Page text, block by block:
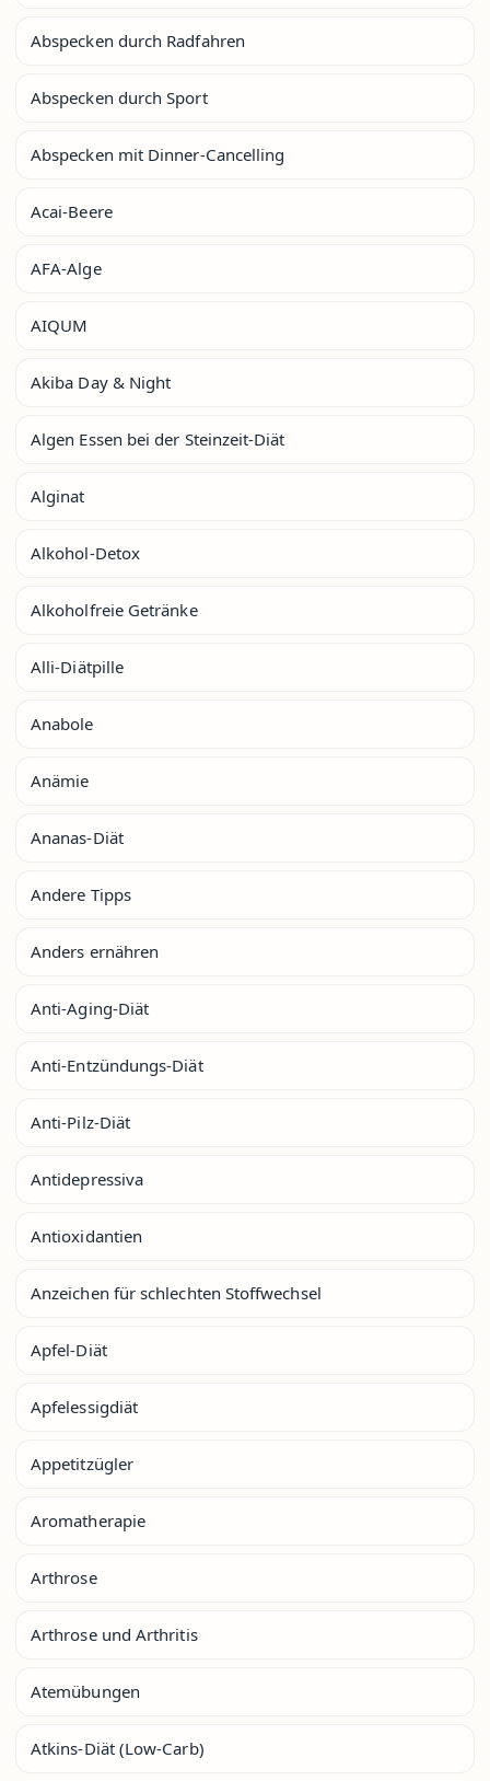
Abspecken durch Radfahren
Abspecken durch Sport
Abspecken mit Dinner-Cancelling
Acai-Beere
AFA-Alge
AIQUM
Akiba Day & Night
Algen Essen bei der Steinzeit-Diät
Alginat
Alkohol-Detox
Alkoholfreie Getränke
Alli-Diätpille
Anabole
Anämie
Ananas-Diät
Andere Tipps
Anders ernähren
Anti-Aging-Diät
Anti-Entzündungs-Diät
Anti-Pilz-Diät
Antidepressiva
Antioxidantien
Anzeichen für schlechten Stoffwechsel
Apfel-Diät
Apfelessigdiät
Appetitzügler
Aromatherapie
Arthrose
Arthrose und Arthritis
Atemübungen
Atkins-Diät (Low-Carb)